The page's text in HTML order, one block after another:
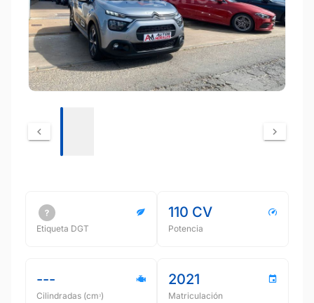
Etiqueta DGT
110 CV
Potencia
---
Cilindradas (cmᵌ)
2021
Matriculación